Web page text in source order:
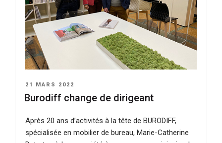
Brexit, un accompagnement sur-
mesure pour les entreprises
étrangères
S’IMPLANTER À CALAIS
Une accessibilité optimale
Une économie façonnée par sa
géographie
PUBLIÉ
LE
21 MARS 2022
Burodiff change de dirigeant
Après 20 ans d’activités à la tête de BURODIFF,
spécialisée en mobilier de bureau, Marie-Catherine